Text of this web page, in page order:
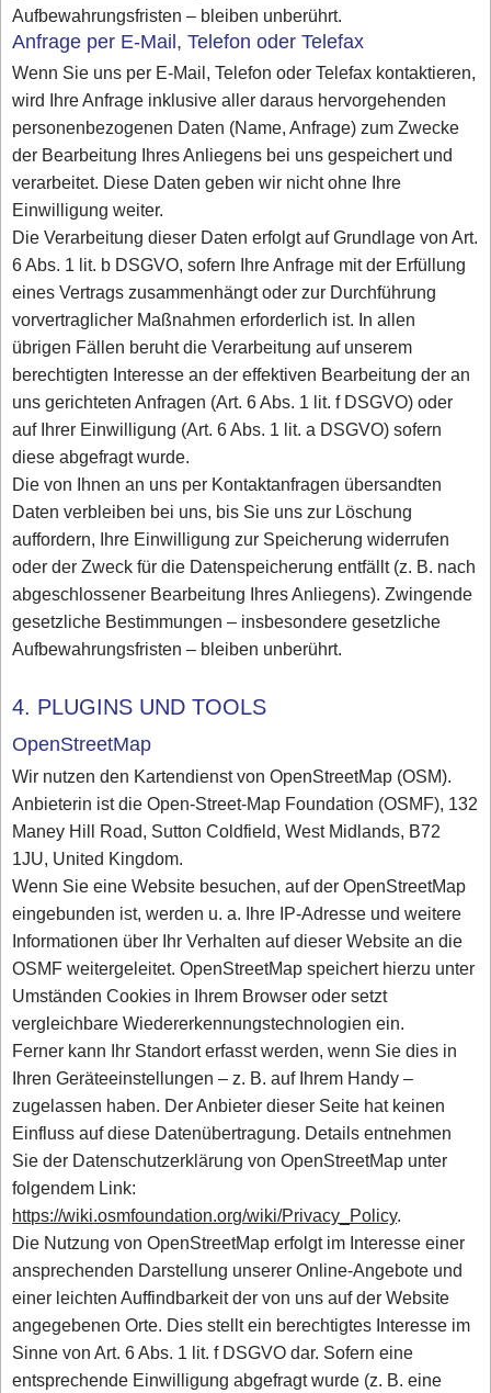
Aufbewahrungsfristen – bleiben unberührt.
Anfrage per E-Mail, Telefon oder Telefax
Wenn Sie uns per E-Mail, Telefon oder Telefax kontaktieren,
wird Ihre Anfrage inklusive aller daraus hervorgehenden
personenbezogenen Daten (Name, Anfrage) zum Zwecke
der Bearbeitung Ihres Anliegens bei uns gespeichert und
verarbeitet. Diese Daten geben wir nicht ohne Ihre
Einwilligung weiter.
Die Verarbeitung dieser Daten erfolgt auf Grundlage von Art.
6 Abs. 1 lit. b DSGVO, sofern Ihre Anfrage mit der Erfüllung
eines Vertrags zusammenhängt oder zur Durchführung
vorvertraglicher Maßnahmen erforderlich ist. In allen
übrigen Fällen beruht die Verarbeitung auf unserem
berechtigten Interesse an der effektiven Bearbeitung der an
uns gerichteten Anfragen (Art. 6 Abs. 1 lit. f DSGVO) oder
auf Ihrer Einwilligung (Art. 6 Abs. 1 lit. a DSGVO) sofern
diese abgefragt wurde.
Die von Ihnen an uns per Kontaktanfragen übersandten
Daten verbleiben bei uns, bis Sie uns zur Löschung
auffordern, Ihre Einwilligung zur Speicherung widerrufen
oder der Zweck für die Datenspeicherung entfällt (z. B. nach
abgeschlossener Bearbeitung Ihres Anliegens). Zwingende
gesetzliche Bestimmungen – insbesondere gesetzliche
Aufbewahrungsfristen – bleiben unberührt.
4. PLUGINS UND TOOLS
OpenStreetMap
Wir nutzen den Kartendienst von OpenStreetMap (OSM).
Anbieterin ist die Open-Street-Map Foundation (OSMF), 132
Maney Hill Road, Sutton Coldfield, West Midlands, B72
1JU, United Kingdom.
Wenn Sie eine Website besuchen, auf der OpenStreetMap
eingebunden ist, werden u. a. Ihre IP-Adresse und weitere
Informationen über Ihr Verhalten auf dieser Website an die
OSMF weitergeleitet. OpenStreetMap speichert hierzu unter
Umständen Cookies in Ihrem Browser oder setzt
vergleichbare Wiedererkennungstechnologien ein.
Ferner kann Ihr Standort erfasst werden, wenn Sie dies in
Ihren Geräteeinstellungen – z. B. auf Ihrem Handy –
zugelassen haben. Der Anbieter dieser Seite hat keinen
Einfluss auf diese Datenübertragung. Details entnehmen
Sie der Datenschutzerklärung von OpenStreetMap unter
folgendem Link:
https://wiki.osmfoundation.org/wiki/Privacy_Policy.
Die Nutzung von OpenStreetMap erfolgt im Interesse einer
ansprechenden Darstellung unserer Online-Angebote und
einer leichten Auffindbarkeit der von uns auf der Website
angegebenen Orte. Dies stellt ein berechtigtes Interesse im
Sinne von Art. 6 Abs. 1 lit. f DSGVO dar. Sofern eine
entsprechende Einwilligung abgefragt wurde (z. B. eine